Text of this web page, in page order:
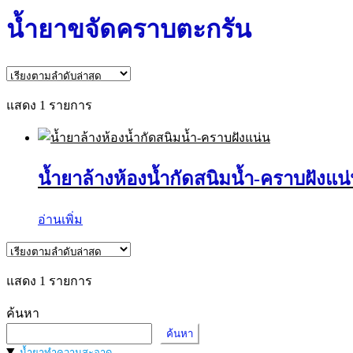
น้ำยาขจัดคราบตะกรัน
แสดง 1 รายการ
น้ำยาล้างห้องน้ำกัดสนิมน้ำ-คราบฝังแ
อ่านเพิ่ม
แสดง 1 รายการ
ค้นหา
ค้นหา